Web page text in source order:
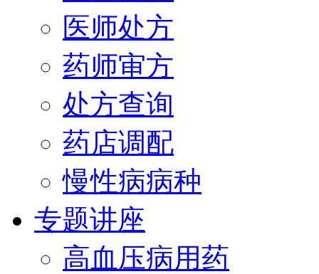
医师处方
药师审方
处方查询
药店调配
慢性病病种
专题讲座
高血压病用药